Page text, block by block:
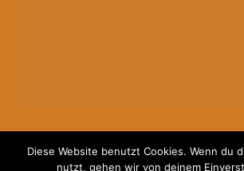
Diese Website benutzt Cookies. Wenn du
nutzt, gehen wir von deinem